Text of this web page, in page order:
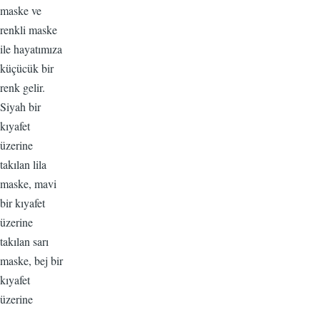
maske ve
renkli maske
ile hayatımıza
küçücük bir
renk gelir.
Siyah bir
kıyafet
üzerine
takılan lila
maske, mavi
bir kıyafet
üzerine
takılan sarı
maske, bej bir
kıyafet
üzerine